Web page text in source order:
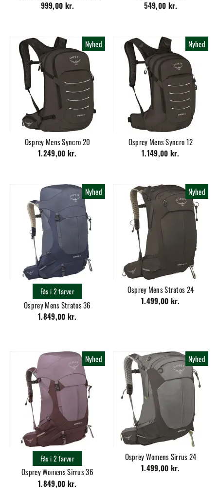
999,00 kr. 549,00 kr.
Nyhed
Osprey Mens Syncro 20
1.249,00 kr.
Nyhed
Osprey Mens Syncro 12
1.149,00 kr.
Nyhed
Osprey Mens Stratos 36
1.849,00 kr.
Fås i 2 farver
Nyhed
Osprey Mens Stratos 24
1.499,00 kr.
Nyhed
Osprey Womens Sirrus 36
1.849,00 kr.
Fås i 2 farver
Nyhed
Osprey Womens Sirrus 24
1.499,00 kr.